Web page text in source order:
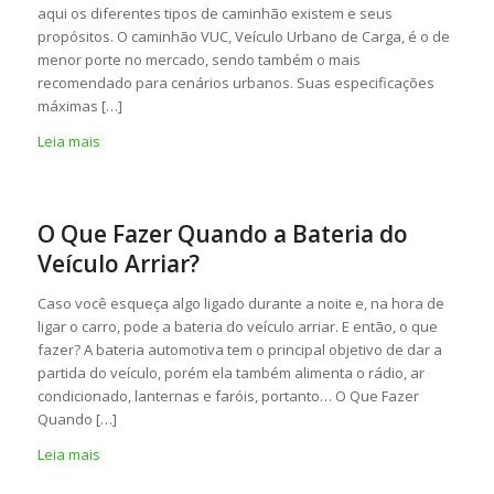
aqui os diferentes tipos de caminhão existem e seus
propósitos. O caminhão VUC, Veículo Urbano de Carga, é o de
menor porte no mercado, sendo também o mais
recomendado para cenários urbanos. Suas especificações
máximas […]
Leia mais
O Que Fazer Quando a Bateria do
Veículo Arriar?
Caso você esqueça algo ligado durante a noite e, na hora de
ligar o carro, pode a bateria do veículo arriar. E então, o que
fazer? A bateria automotiva tem o principal objetivo de dar a
partida do veículo, porém ela também alimenta o rádio, ar
condicionado, lanternas e faróis, portanto… O Que Fazer
Quando […]
Leia mais